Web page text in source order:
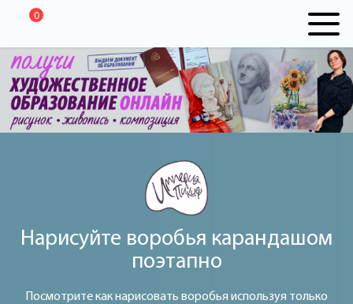
0
Нарисуйте воробья карандашом
поэтапно
Посмотрите как нарисовать воробья используя только